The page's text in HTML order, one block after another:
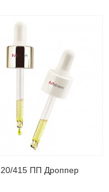
20/415 ПП Дроппер